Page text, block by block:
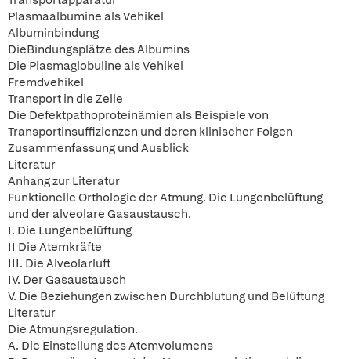
Plasmaalbumine als Vehikel
Albuminbindung
DieBindungsplätze des Albumins
Die Plasmaglobuline als Vehikel
Fremdvehikel
Transport in die Zelle
Die Defektpathoproteinämien als Beispiele von
Transportinsuffizienzen und deren klinischer Folgen
Zusammenfassung und Ausblick
Literatur
Anhang zur Literatur
Funktionelle Orthologie der Atmung. Die Lungenbelüftung
und der alveolare Gasaustausch.
I. Die Lungenbelüftung
II Die Atemkräfte
III. Die Alveolarluft
IV. Der Gasaustausch
V. Die Beziehungen zwischen Durchblutung und Belüftung
Literatur
Die Atmungsregulation.
A. Die Einstellung des Atemvolumens